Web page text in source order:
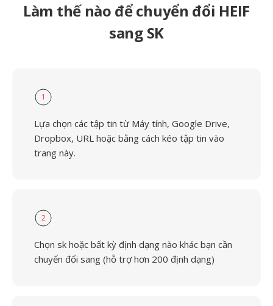
Làm thế nào để chuyển đổi HEIF
sang SK
1
Lựa chọn các tập tin từ Máy tính, Google Drive,
Dropbox, URL hoặc bằng cách kéo tập tin vào
trang này.
2
Chọn sk hoặc bất kỳ định dạng nào khác bạn cần
chuyển đổi sang (hỗ trợ hơn 200 định dạng)